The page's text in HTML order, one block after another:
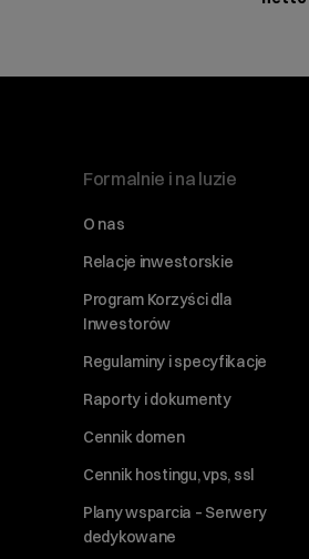
Formalnie i na luzie
O nas
Relacje inwestorskie
Program Korzyści dla
Inwestorów
Regulaminy i specyfikacje
Raporty i dokumenty
Cennik domen
Cennik hostingu, vps, ssl
Plany wsparcia – Serwery
dedykowane